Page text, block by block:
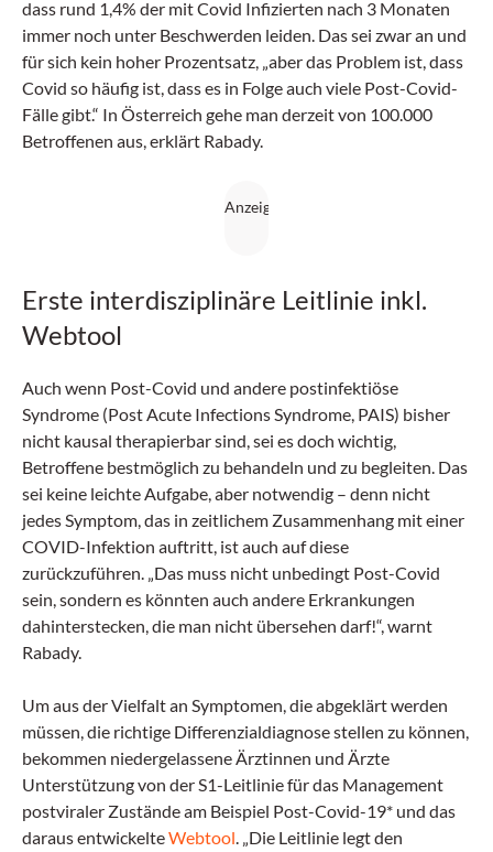
dass rund 1,4% der mit Covid Infizierten nach 3 Monaten
immer noch unter Beschwerden leiden. Das sei zwar an und
für sich kein hoher Prozentsatz, „aber das Problem ist, dass
Covid so häufig ist, dass es in Folge auch viele Post-Covid-
Fälle gibt.“ In Österreich gehe man derzeit von 100.000
Betroffenen aus, erklärt Rabady.
Erste interdisziplinäre Leitlinie inkl.
Webtool
Auch wenn Post-Covid und andere postinfektiöse
Syndrome (Post Acute Infections Syndrome, PAIS) bisher
nicht kausal therapierbar sind, sei es doch wichtig,
Betroffene bestmöglich zu behandeln und zu begleiten. Das
sei keine leichte Aufgabe, aber notwendig – denn nicht
jedes Symptom, das in zeitlichem Zusammenhang mit einer
COVID-Infektion auftritt, ist auch auf diese
zurückzuführen. „Das muss nicht unbedingt Post-Covid
sein, sondern es könnten auch andere Erkrankungen
dahinterstecken, die man nicht übersehen darf!“, warnt
Rabady.
Um aus der Vielfalt an Symptomen, die abgeklärt werden
müssen, die richtige Differenzialdiagnose stellen zu können,
bekommen niedergelassene Ärztinnen und Ärzte
Unterstützung von der S1-Leitlinie für das Management
postviraler Zustände am Beispiel Post-Covid-19* und das
daraus entwickelteWebtool. „Die Leitlinie legt den